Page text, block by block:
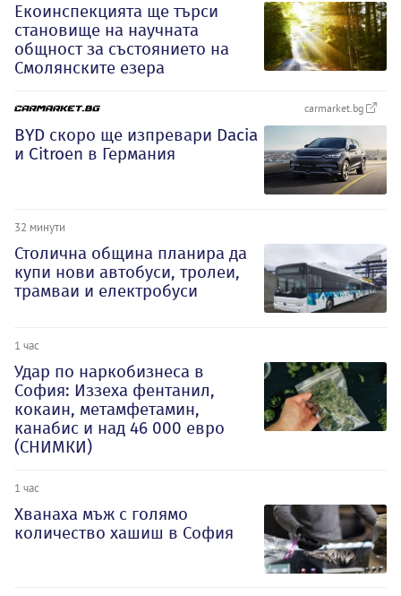
Екоинспекцията ще търси
становище на научната
общност за състоянието на
Смолянските езера
carmarket.bg
BYD скоро ще изпревари Dacia
и Citroеn в Германия
32 минути
Столична община планира да
купи нови автобуси, тролеи,
трамваи и електробуси
1 час
Удар по наркобизнеса в
София: Иззеха фентанил,
кокаин, метамфетамин,
канабис и над 46 000 евро
(СНИМКИ)
1 час
Хванаха мъж с голямо
количество хашиш в София